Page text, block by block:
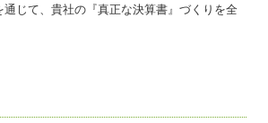
通じて、貴社の『真正な決算書』づくりを全